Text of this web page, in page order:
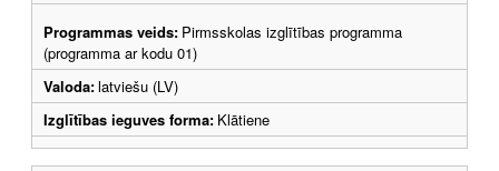
Programmas veids: Pirmsskolas izglītības programma
(programma ar kodu 01)
Valoda:latviešu (LV)
Izglītības ieguves forma: Klātiene